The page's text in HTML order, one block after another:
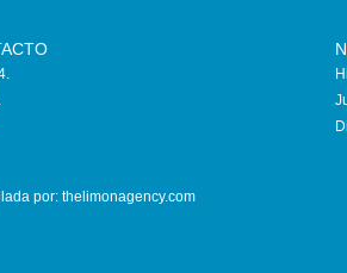
por: thelimonagency.com